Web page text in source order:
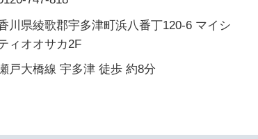
川県綾歌郡宇多津町浜八番丁120-6 マイシ
ィオオサカ2F
戸大橋線 宇多津 徒歩 約8分